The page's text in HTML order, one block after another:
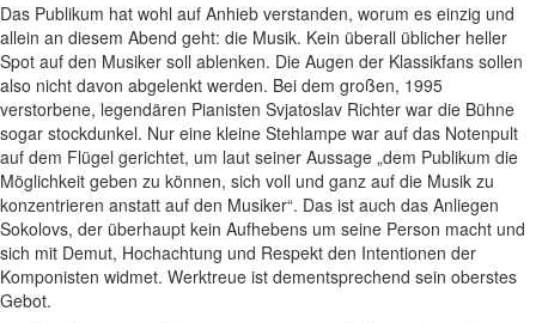
Das Publikum hat wohl auf Anhieb verstanden, worum es einzig und
allein an diesem Abend geht: die Musik. Kein überall üblicher heller
Spot auf den Musiker soll ablenken. Die Augen der Klassikfans sollen
also nicht davon abgelenkt werden. Bei dem großen, 1995
verstorbene, legendären Pianisten Svjatoslav Richter war die Bühne
sogar stockdunkel. Nur eine kleine Stehlampe war auf das Notenpult
auf dem Flügel gerichtet, um laut seiner Aussage „dem Publikum die
Möglichkeit geben zu können, sich voll und ganz auf die Musik zu
konzentrieren anstatt auf den Musiker“. Das ist auch das Anliegen
Sokolovs, der überhaupt kein Aufhebens um seine Person macht und
sich mit Demut, Hochachtung und Respekt den Intentionen der
Komponisten widmet. Werktreue ist dementsprechend sein oberstes
Gebot.